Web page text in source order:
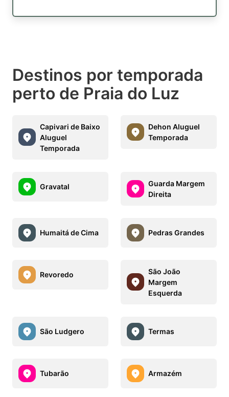
Destinos por temporada
perto de Praia do Luz
Capivari de Baixo
Aluguel
Temporada
Dehon Aluguel
Temporada
Gravatal
Guarda Margem
Direita
Humaitá de Cima Pedras Grandes
Revoredo
São João
Margem
Esquerda
São Ludgero Termas
Tubarão Armazém